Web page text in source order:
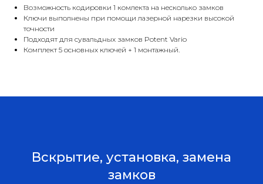
Возможность кодировки 1 комлекта на несколько замков
Ключи выполнены при помощи лазерной нарезки высокой
точности
Подходят для сувальдных замков Potent Vario
Комплект 5 основных ключей + 1 монтажный.
Вскрытие, установка, замена
замков